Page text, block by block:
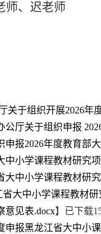
师、迟老师
本
关于组织开展2026年
公厅关于组织申报
申报2026年度教育部
中小学课程教材研究
大中小学课程教材研
省大中小学课程教材
意见表.docx】已下载
申报黑龙江省大中小